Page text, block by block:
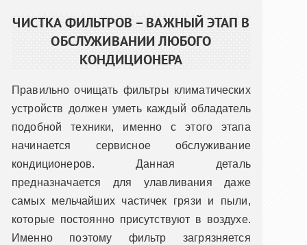
ЧИСТКА ФИЛЬТРОВ – ВАЖНЫЙ ЭТАП В
ОБСЛУЖИВАНИИ ЛЮБОГО
КОНДИЦИОНЕРА
Правильно очищать фильтры климатических
устройств должен уметь каждый обладатель
подобной техники, именно с этого этапа
начинается сервисное обслуживание
кондиционеров. Данная деталь
предназначается для улавливания даже
самых мельчайших частичек грязи и пыли,
которые постоянно присутствуют в воздухе.
Именно поэтому фильтр загрязняется